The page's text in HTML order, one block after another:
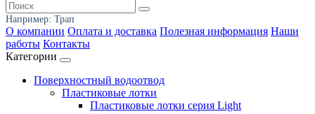
Например: Трап
О компании Оплата и доставка Полезная информация Наши
работы Контакты
Категории
Поверхностный водоотвод
Пластиковые лотки
Пластиковые лотки серия Light